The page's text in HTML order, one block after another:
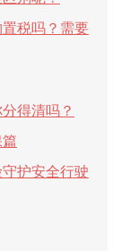
税吗？需要
得清吗？
护安全行驶